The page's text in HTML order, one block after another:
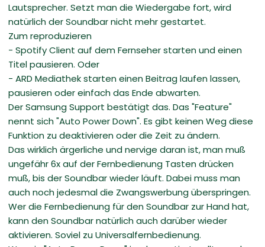
Lautsprecher. Setzt man die Wiedergabe fort, wird
natürlich der Soundbar nicht mehr gestartet.
Zum reproduzieren
- Spotify Client auf dem Fernseher starten und einen
Titel pausieren. Oder
- ARD Mediathek starten einen Beitrag laufen lassen,
pausieren oder einfach das Ende abwarten.
Der Samsung Support bestätigt das. Das "Feature"
nennt sich "Auto Power Down". Es gibt keinen Weg diese
Funktion zu deaktivieren oder die Zeit zu ändern.
Das wirklich ärgerliche und nervige daran ist, man muß
ungefähr 6x auf der Fernbedienung Tasten drücken
muß, bis der Soundbar wieder läuft. Dabei muss man
auch noch jedesmal die Zwangswerbung überspringen.
Wer die Fernbedienung für den Soundbar zur Hand hat,
kann den Soundbar natürlich auch darüber wieder
aktivieren. Soviel zu Universalfernbedienung.